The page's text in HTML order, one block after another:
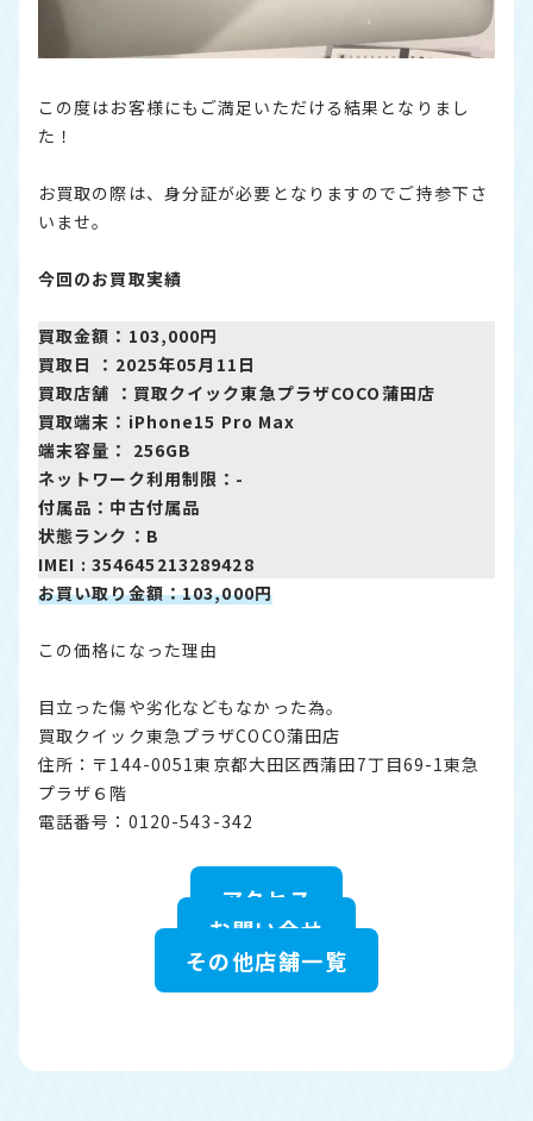
この度はお客様にもご満足いただける結果となりまし
た！
お買取の際は、身分証が必要となりますのでご持参下さ
いませ。
今回のお買取実績
買取金額：103,000円
買取日 ：2025年05月11日
買取店舗 ： 買取クイック東急プラザCOCO蒲田店
買取端末：iPhone15 Pro Max
端末容量： 256GB
ネットワーク利用制限：-
付属品：中古付属品
状態ランク：B
IMEI : 354645213289428
お買い取り金額：103,000円
この価格になった理由
目立った傷や劣化などもなかった為。
買取クイック東急プラザCOCO蒲田店
住所：〒144-0051東京都大田区西蒲田7丁目69-1東急
プラザ６階
電話番号：0120-543-342
アクセス
お問い合せ
その他店舗一覧